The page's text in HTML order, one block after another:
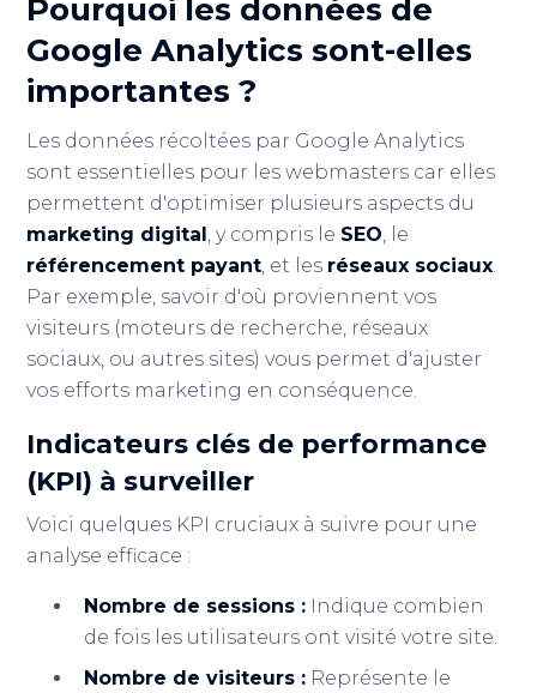
Pourquoi les données de
Google Analytics sont-elles
importantes ?
Les données récoltées par Google Analytics
sont essentielles pour les webmasters car elles
permettent d'optimiser plusieurs aspects du
marketing digital, y compris le SEO, le
référencement payant, et les réseaux sociaux.
Par exemple, savoir d'où proviennent vos
visiteurs (moteurs de recherche, réseaux
sociaux, ou autres sites) vous permet d'ajuster
vos efforts marketing en conséquence.
Indicateurs clés de performance
(KPI) à surveiller
Voici quelques KPI cruciaux à suivre pour une
analyse efficace :
Nombre de sessions : Indique combien
de fois les utilisateurs ont visité votre site.
Nombre de visiteurs : Représente le